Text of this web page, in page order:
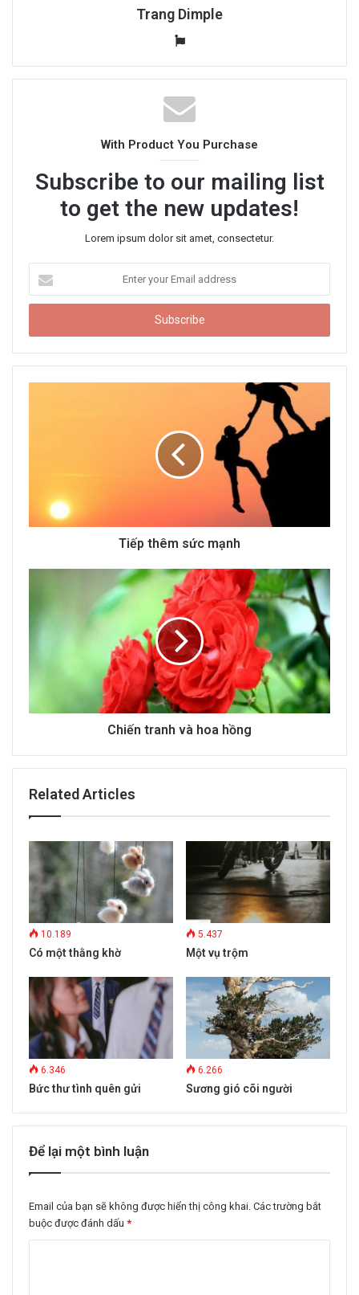
Trang Dimple
W
b
s
i
e
With Product You Purchase
Subscribe to our mailing list
to get the new updates!
Lorem ipsum dolor sit amet, consectetur.
t
r
y
d
Tiếp thêm sức mạnh
Chiến tranh và hoa hồng
Related Articles
10.189
Có một thằng khờ
5.437
Một vụ trộm
6.346
Bức thư tình quên gửi
6.266
Sương gió cõi người
Để lại một bình luận
Email của bạn sẽ không được hiển thị công khai. Các trường bắt
buộc được đánh dấu *